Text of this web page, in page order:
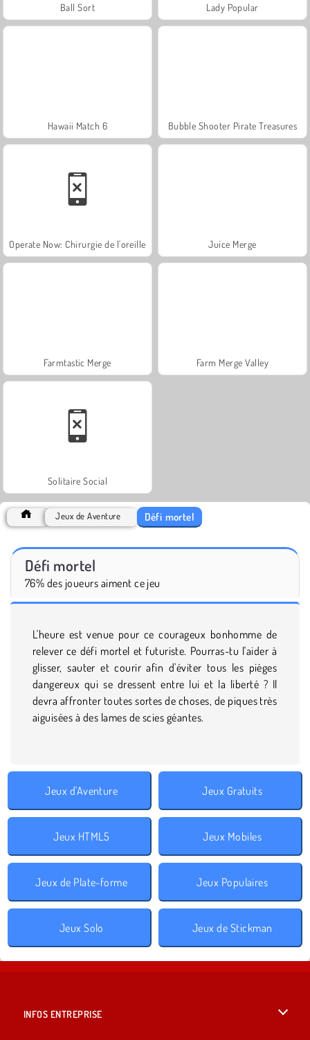
Ball Sort Lady Popular
Hawaii Match 6 Bubble Shooter Pirate Treasures
Operate Now: Chirurgie de l'oreille Juice Merge
Farmtastic Merge Farm Merge Valley
Solitaire Social
Jeux de Aventure Défi mortel
Défi mortel
76% des joueurs aiment ce jeu
L'heure est venue pour ce courageux bonhomme de
relever ce défi mortel et futuriste. Pourras-tu l'aider à
glisser, sauter et courir afin d'éviter tous les pièges
dangereux qui se dressent entre lui et la liberté ? Il
devra affronter toutes sortes de choses, de piques très
aiguisées à des lames de scies géantes.
Jeux d'Aventure Jeux Gratuits
Jeux HTML5 Jeux Mobiles
Jeux de Plate-forme Jeux Populaires
Jeux Solo Jeux de Stickman
INFOS ENTREPRISE